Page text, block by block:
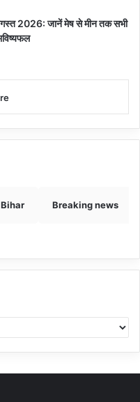
2026: जानें मेष से मीन तक सभी
Bihar Breaking news